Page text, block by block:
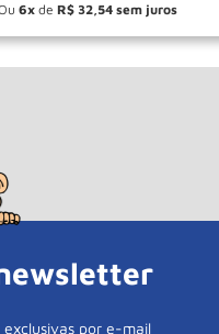
6 de R$ 32,54
＋
exclusivas por e-mail